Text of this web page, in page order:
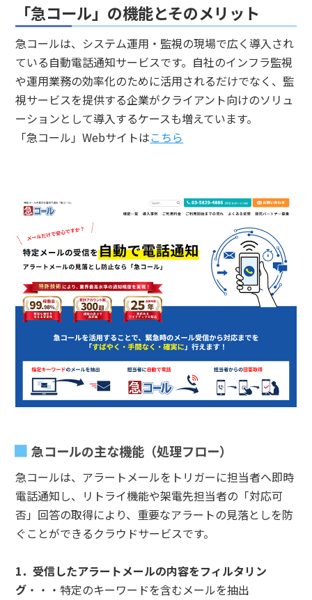
「急コール」の機能とそのメリット
急コールは、システム運用・監視の現場で広く導入され
ている自動電話通知サービスです。自社のインフラ監視
や運用業務の効率化のために活用されるだけでなく、監
視サービスを提供する企業がクライアント向けのソリュ
ーションとして導入するケースも増えています。
「急コール」Webサイトはこちら
急コールの主な機能（処理フロー）
急コールは、アラートメールをトリガーに担当者へ即時
電話通知し、リトライ機能や架電先担当者の「対応可
否」回答の取得により、重要なアラートの見落としを防
ぐことができるクラウドサービスです。
1．受信したアラートメールの内容をフィルタリン
グ ・・・特定のキーワードを含むメールを抽出